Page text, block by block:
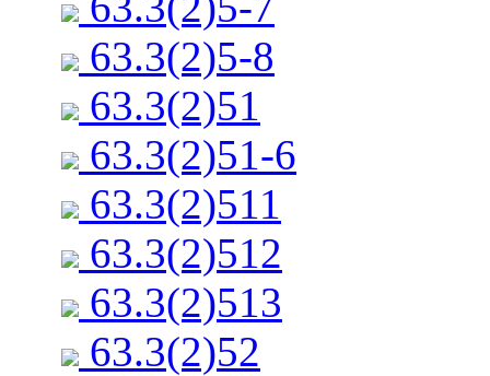
63.3(2)5-8
63.3(2)51
63.3(2)51-6
63.3(2)511
63.3(2)512
63.3(2)513
63.3(2)52